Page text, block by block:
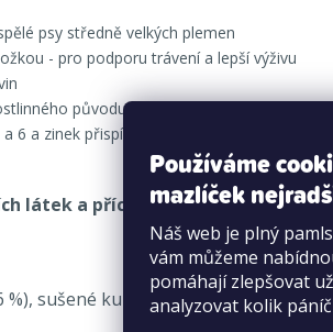
Používáme
mazlíček
Náš web je plný
vám můžeme
pomáhají zlepšovat
analyzovat kolik
psy středně velkých plemen
- pro podporu trávení a lepší výživu
původu jako zdrojem vlákniny a
6 a zinek přispívají k lesklé srsti a dobře
látek a příchutí.
sušené kuřecí bílkoviny (15 %),